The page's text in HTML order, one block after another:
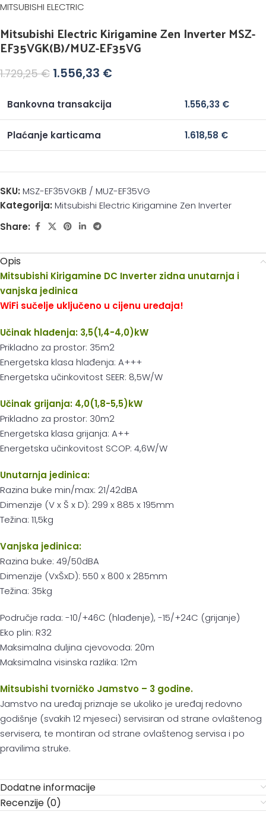
MITSUBISHI ELECTRIC
Mitsubishi Electric Kirigamine Zen Inverter MSZ-
EF35VGK(B)/MUZ-EF35VG
1.729,25€ 1.556,33 €
Bankovna transakcija 1.556,33 €
Plaćanje karticama 1.618,58 €
SKU: MSZ-EF35VGKB / MUZ-EF35VG
Kategorija: Mitsubishi Electric Kirigamine Zen Inverter
Share:
Opis
Mitsubishi Kirigamine DC Inverter zidna unutarnja i
vanjska jedinica
WiFi sučelje uključeno u cijenu uređaja!
Učinak hlađenja: 3,5(1,4-4,0)kW
Prikladno za prostor: 35m2
Energetska klasa hlađenja: A+++
Energetska učinkovitost SEER: 8,5W/W
Učinak grijanja: 4,0(1,8-5,5)kW
Prikladno za prostor: 30m2
Energetska klasa grijanja: A++
Energetska učinkovitost SCOP: 4,6W/W
Unutarnja jedinica:
Razina buke min/max: 21/42dBA
Dimenzije (V x Š x D): 299 x 885 x 195mm
Težina: 11,5kg
Vanjska jedinica:
Razina buke: 49/50dBA
Dimenzije (VxŠxD): 550 x 800 x 285mm
Težina: 35kg
Područje rada: -10/+46C (hlađenje), -15/+24C (grijanje)
Eko plin: R32
Maksimalna duljina cjevovoda: 20m
Maksimalna visinska razlika: 12m
Mitsubishi tvorničko Jamstvo – 3 godine.
Jamstvo na uređaj priznaje se ukoliko je uređaj redovno
godišnje (svakih 12 mjeseci) servisiran od strane ovlaštenog
servisera, te montiran od strane ovlaštenog servisa i po
pravilima struke.
Dodatne informacije
Recenzije (0)